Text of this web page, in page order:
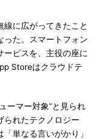
に広がってきたこと
った。スマートフォン
ービスを、主役の座に
Storeはクラウドテ
ーマー対象”と見られ
られたテクノロジー
単なる言いがかり」